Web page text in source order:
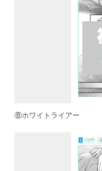
⑧ホワイトライアー